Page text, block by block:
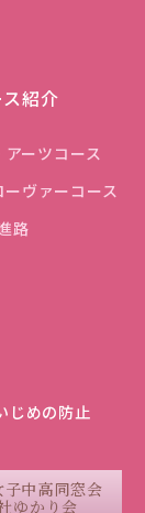
ス紹介
アーツコース
ヴァーコース
路
じめの防止
子中高同窓会
ゆかり会